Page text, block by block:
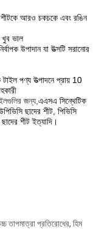
শীটকে আরও চকচকে এবং রঙিন
ভাল
উপাদান যা উত্সটি সরানোর
টাইল পণ্য উত্পাদনে প্রায় 10
জন্য, এএসএ সিন্থেটিক
ছাদের শীট, পিভিসি
শীট ইত্যাদি।
তাপমাত্রা প্রতিরোধের, হিম